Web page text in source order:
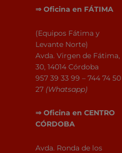
⇒ Oficina en FÁTIMA
(Equipos Fátima y
Levante Norte)
Avda. Virgen de Fátima,
30, 14014 Córdoba
957 39 33 99 – 744 74 50
27 (Whatsapp)
⇒ Oficina en CENTRO
CÓRDOBA
Avda. Ronda de los